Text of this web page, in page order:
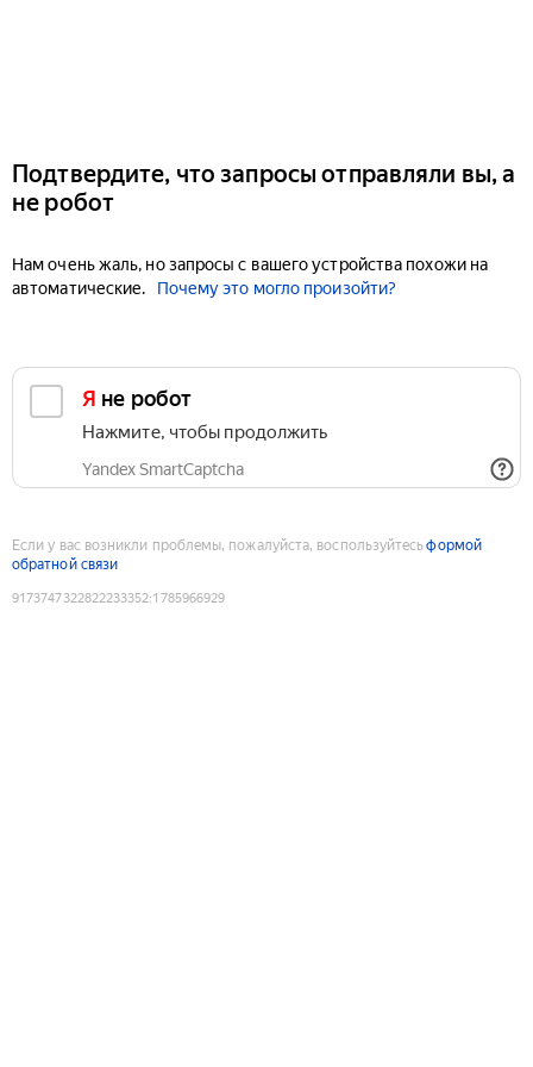
Подтвердите, что запросы отправляли вы, а
не робот
Нам очень жаль, но запросы с вашего устройства похожи на
автоматические.
Почему это могло произойти?
Я не робот
Нажмите, чтобы продолжить
Yandex SmartCaptcha
Если у вас возникли проблемы, пожалуйста, воспользуйтесьформой
обратной связи
9173747322822233352:1785966929